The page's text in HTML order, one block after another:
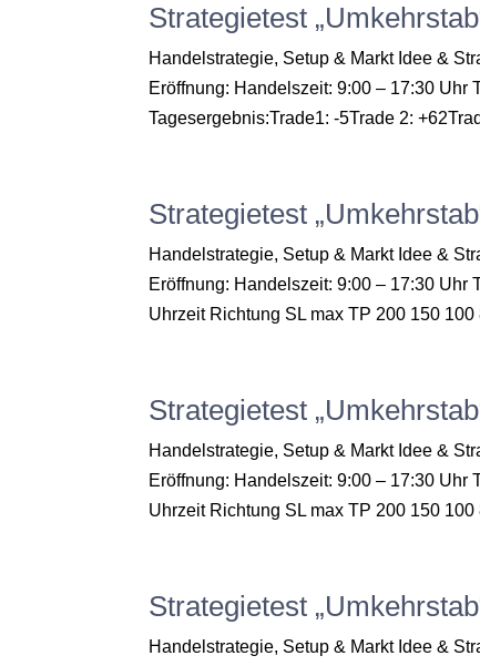
Strategietest
Handelstrategie, Setup & Markt Idee &
Eröffnung: Handelszeit: 9:00 – 17:30 Uhr
Tagesergebnis:Trade1: -5Trade 2:
Strategietest
Handelstrategie, Setup & Markt Idee &
Eröffnung: Handelszeit: 9:00 – 17:30
Uhrzeit Richtung SL max TP 200 150 100
Strategietest
Handelstrategie, Setup & Markt Idee &
Eröffnung: Handelszeit: 9:00 – 17:30
Uhrzeit Richtung SL max TP 200 150 100
Strategietest
Handelstrategie, Setup & Markt Idee &